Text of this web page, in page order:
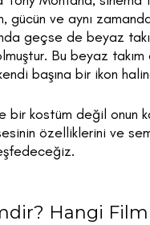
gücün ve aynı
geçse de beyaz
Bu beyaz
başına bir ikon
kostüm değil onun
özelliklerini ve
Hangi